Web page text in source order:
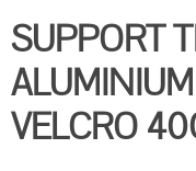
SUPPORT
VELCRO